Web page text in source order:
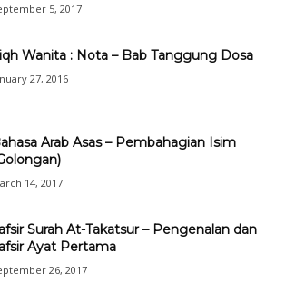
5, 2017
Wanita : Nota – Bab Tanggung Dosa
27, 2016
Arab Asas – Pembahagian Isim
14, 2017
Surah At-Takatsur – Pengenalan dan
Ayat Pertama
26, 2017